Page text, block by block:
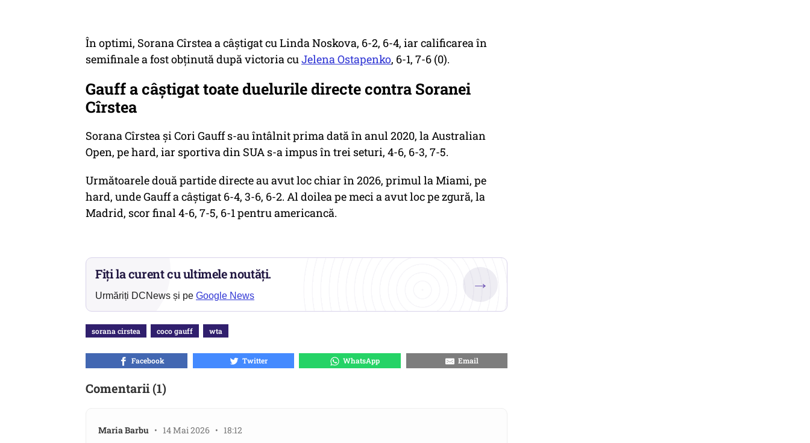
În optimi, Sorana Cîrstea a câștigat cu Linda Noskova, 6-2, 6-4, iar calificarea în
semifinale a fost obținută după victoria cuJelena Ostapenko, 6-1, 7-6 (0).
Gauff a câștigat toate duelurile directe contra Soranei
Cîrstea
Sorana Cîrstea și Cori Gauff s-au întâlnit prima dată în anul 2020, la Australian
Open, pe hard, iar sportiva din SUA s-a impus în trei seturi, 4-6, 6-3, 7-5.
Următoarele două partide directe au avut loc chiar în 2026, primul la Miami, pe
hard, unde Gauff a câștigat 6-4, 3-6, 6-2. Al doilea pe meci a avut loc pe zgură, la
Madrid, scor final 4-6, 7-5, 6-1 pentru americancă.
Fiți la curent cu ultimele noutăți.
Urmăriți DCNews și pe Google News
→
sorana cirstea coco gauff wta
Facebook Twitter WhatsApp Email
Comentarii (1)
Maria Barbu • 14 Mai 2026 • 18:12